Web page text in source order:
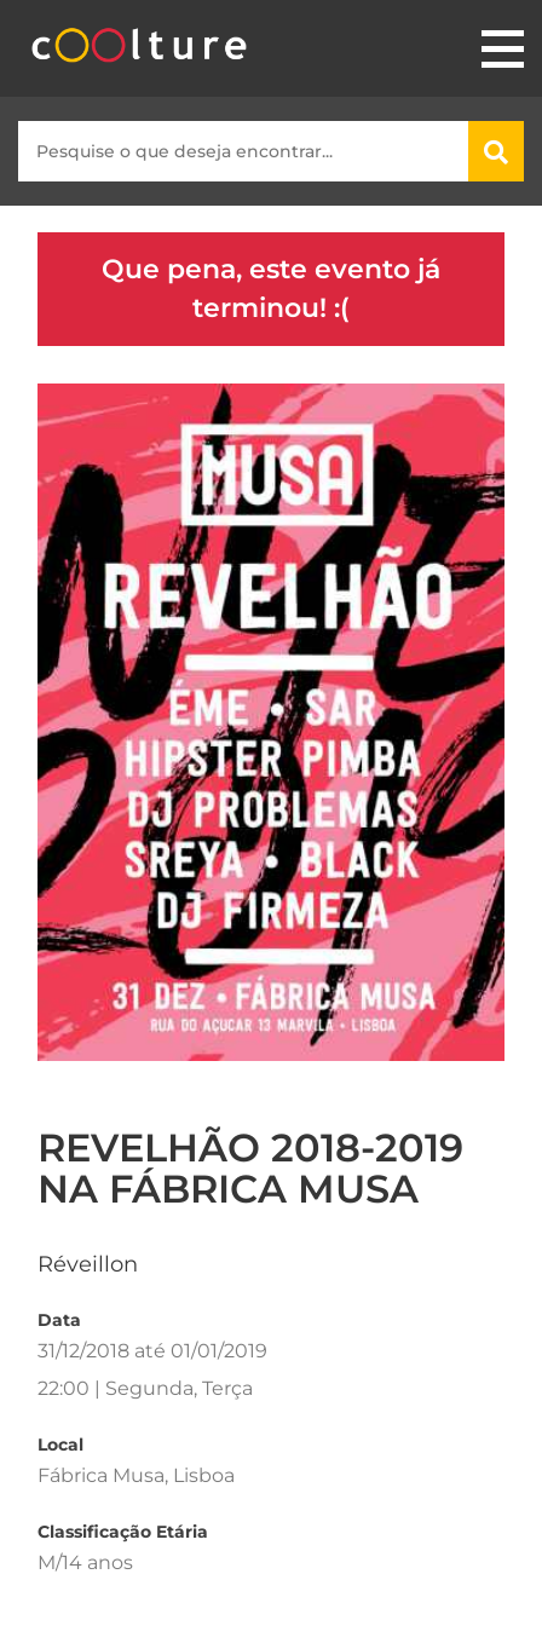
Que pena, este evento já
terminou! :(
REVELHÃO 2018-2019
NA FÁBRICA MUSA
Réveillon
Data
31/12/2018 até 01/01/2019
22:00 | Segunda, Terça
Local
Fábrica Musa, Lisboa
Classificação Etária
M/14 anos